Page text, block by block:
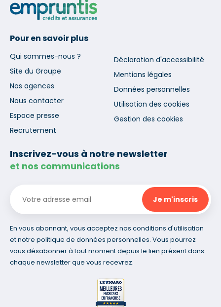
Pour en savoir plus
Qui sommes-nous ?
Site du Groupe
Nos agences
Nous contacter
Espace presse
Recrutement
Déclaration d'accessibilité
Mentions légales
Données personnelles
Utilisation des cookies
Gestion des cookies
Inscrivez-vous à notre newsletter
et nos communications
En vous abonnant, vous acceptez nos conditions d'utilisation
et notre politique de données personnelles. Vous pourrez
vous désabonner à tout moment depuis le lien présent dans
chaque newsletter que vous recevrez.